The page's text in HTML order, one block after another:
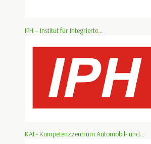
IPH – Institut für Integrierte...
KAI - Kompetenzzentrum Automobil- und...